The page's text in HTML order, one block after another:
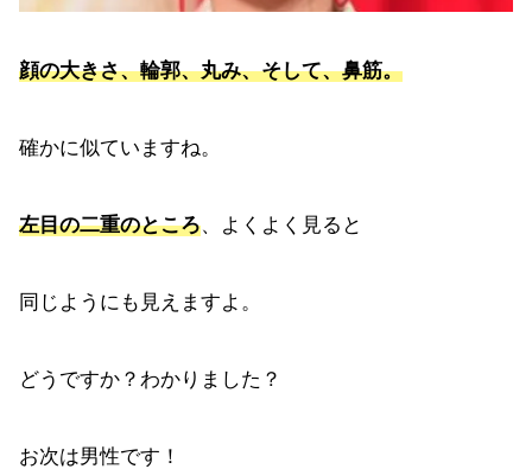
顔の大きさ、輪郭、丸み、そして、鼻筋。
確かに似ていますね。
左目の二重のところ、よくよく見ると
同じようにも見えますよ。
どうですか？わかりました？
お次は男性です！